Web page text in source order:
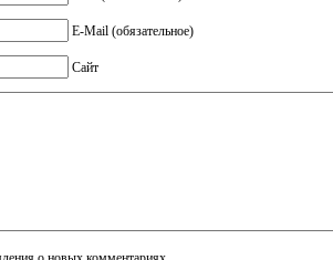
E-Mail (обязательное)
Сайт